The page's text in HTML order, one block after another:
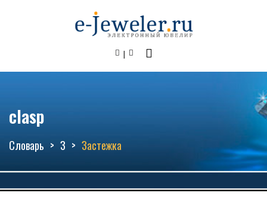
clasp
Словарь З Застежка